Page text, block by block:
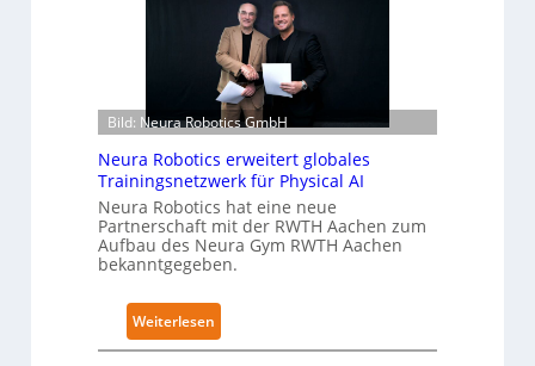
e
h
ä
t
S
e
c
u
r
i
t
Bild: Neura Robotics GmbH
Neura Robotics erweitert globales
Trainingsnetzwerk für Physical AI
Neura Robotics hat eine neue
Partnerschaft mit der RWTH Aachen zum
Aufbau des Neura Gym RWTH Aachen
bekanntgegeben.
Weiterlesen:
N